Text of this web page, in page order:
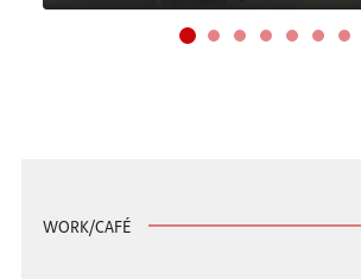
WORK/CAFÉ